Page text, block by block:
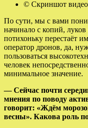
© Скриншот видео
По сути, мы с вами
начинало с копий, луков
потихоньку перестаёт
оператор дронов, да,
пользоваться
человек
минимальное значение.
— Сейчас почти
мнения по поводу
говорит: «Ждём
весны». Какова роль